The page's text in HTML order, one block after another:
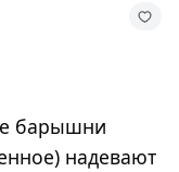
барышни
надевают